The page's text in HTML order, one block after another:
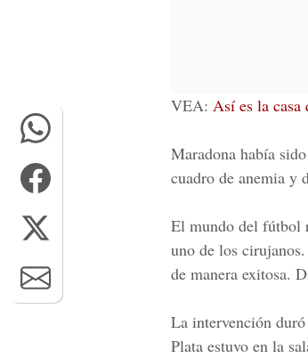
VEA: Así es la casa
Maradona había
cuadro de anemia y
El mundo del fútbol
uno de los
de manera exitosa.
La intervención
Plata estuvo en la